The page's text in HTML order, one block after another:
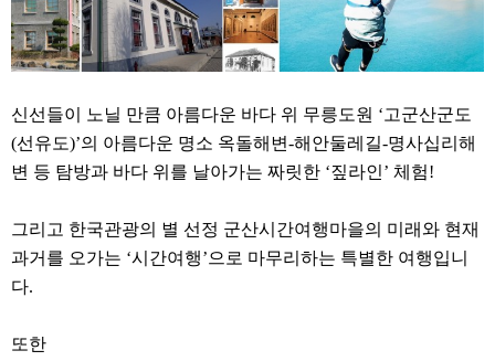
신선들이 노닐 만큼 아름다운 바다 위 무릉도원 ‘고군산군도
(선유도)’의 아름다운 명소 옥돌해변-해안둘레길-명사십리해
변 등 탐방과 바다 위를 날아가는 짜릿한 ‘짚라인’ 체험!
그리고 한국관광의 별 선정 군산시간여행마을의 미래와 현재
과거를 오가는 ‘시간여행’으로 마무리하는 특별한 여행입니
다.
또한